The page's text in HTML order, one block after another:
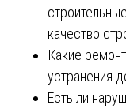
качество
Какие
устранения
Есть ли